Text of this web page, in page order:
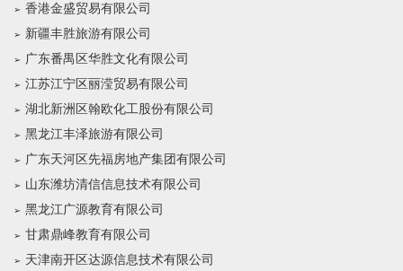
香港金盛贸易有限公司
新疆丰胜旅游有限公司
广东番禺区华胜文化有限公司
江苏江宁区丽滢贸易有限公司
湖北新洲区翰欧化工股份有限公司
黑龙江丰泽旅游有限公司
广东天河区先福房地产集团有限公司
山东潍坊清信信息技术有限公司
黑龙江广源教育有限公司
甘肃鼎峰教育有限公司
天津南开区达源信息技术有限公司